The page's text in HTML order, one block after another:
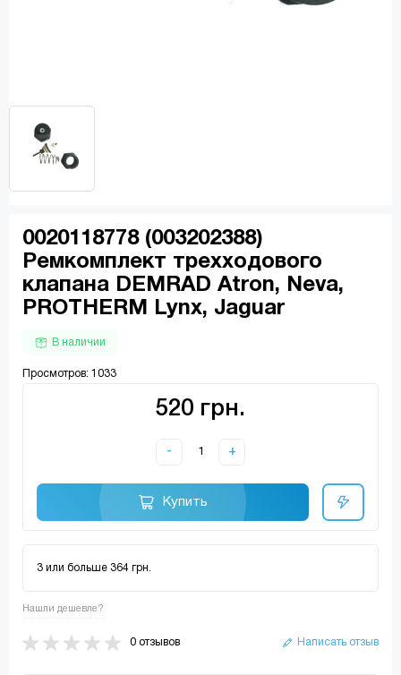
0020118778 (003202388)
Ремкомплект трехходового
клапана DEMRAD Atron, Neva,
PROTHERM Lynx, Jaguar
В наличии
Просмотров: 1033
520 грн.
- +
Купить
3 или больше 364 грн.
Нашли дешевле?
0 отзывов Написать отзыв